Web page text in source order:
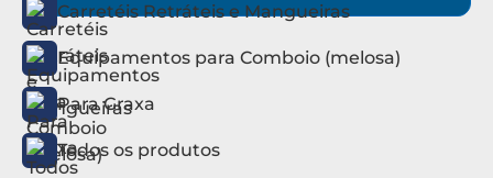
Carretéis Retráteis e Mangueiras
Equipamentos para Comboio (melosa)
Para Graxa
Todos os produtos